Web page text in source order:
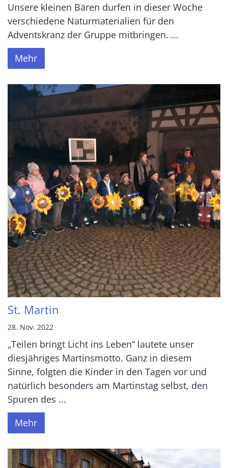
Unsere kleinen Bären durfen in dieser Woche
verschiedene Naturmaterialien für den
Adventskranz der Gruppe mitbringen. ...
Mehr
St. Martin
28. Nov. 2022
„Teilen bringt Licht ins Leben“ lautete unser
diesjähriges Martinsmotto. Ganz in diesem
Sinne, folgten die Kinder in den Tagen vor und
natürlich besonders am Martinstag selbst, den
Spuren des ...
Mehr